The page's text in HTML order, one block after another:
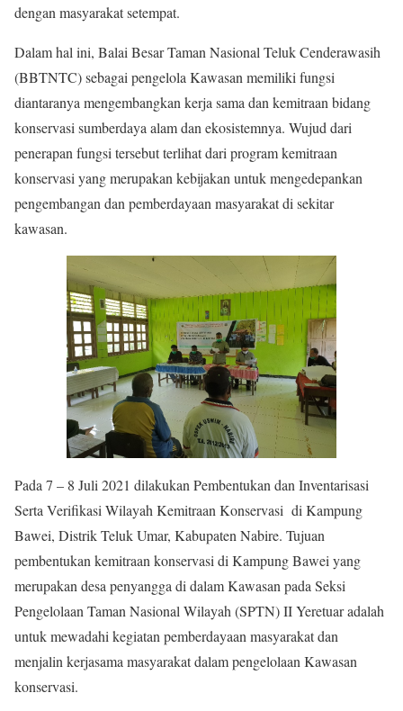
dengan masyarakat setempat.
Dalam hal ini, Balai Besar Taman Nasional Teluk Cenderawasih
(BBTNTC) sebagai pengelola Kawasan memiliki fungsi
diantaranya mengembangkan kerja sama dan kemitraan bidang
konservasi sumberdaya alam dan ekosistemnya. Wujud dari
penerapan fungsi tersebut terlihat dari program kemitraan
konservasi yang merupakan kebijakan untuk mengedepankan
pengembangan dan pemberdayaan masyarakat di sekitar
kawasan.
Pada 7 – 8 Juli 2021 dilakukan Pembentukan dan Inventarisasi
Serta Verifikasi Wilayah Kemitraan Konservasi di Kampung
Bawei, Distrik Teluk Umar, Kabupaten Nabire. Tujuan
pembentukan kemitraan konservasi di Kampung Bawei yang
merupakan desa penyangga di dalam Kawasan pada Seksi
Pengelolaan Taman Nasional Wilayah (SPTN) II Yeretuar adalah
untuk mewadahi kegiatan pemberdayaan masyarakat dan
menjalin kerjasama masyarakat dalam pengelolaan Kawasan
konservasi.